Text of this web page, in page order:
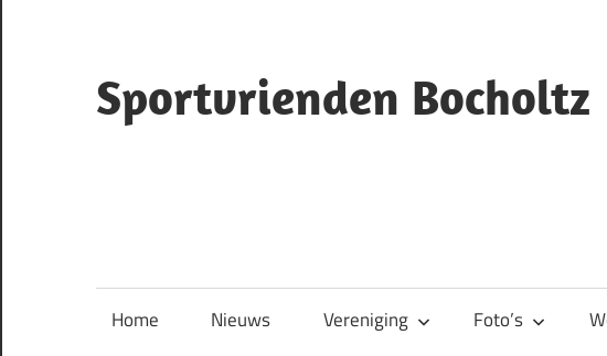
de
inhoud
Sportvrienden Bocholtz
Home Nieuws Vereniging Foto’s